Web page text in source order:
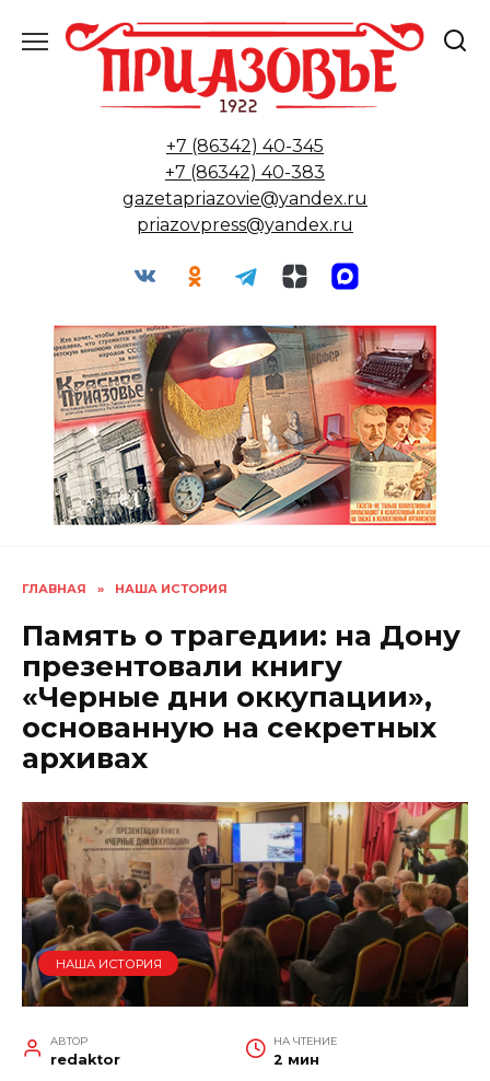
содержанию
+7 (86342) 40-345
+7 (86342) 40-383
gazetapriazovie@yandex.ru
priazovpress@yandex.ru
ГЛАВНАЯ » НАША ИСТОРИЯ
Память о трагедии: на Дону
презентовали книгу
«Черные дни оккупации»,
основанную на секретных
архивах
НАША ИСТОРИЯ
АВТОР
redaktor
НА ЧТЕНИЕ
2 мин